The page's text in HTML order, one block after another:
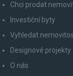
Chci prodat
Investiční byty
Vyhledat
Designové projekty
O nás